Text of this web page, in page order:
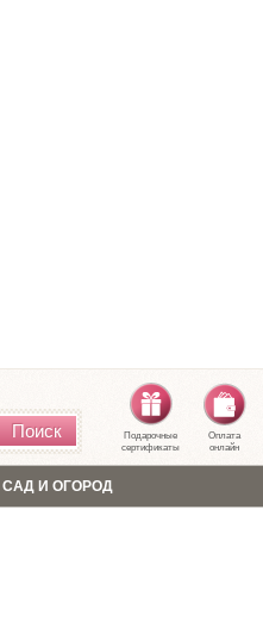
Поиск
Подарочные
сертификаты
Оплата
онлайн
САД И ОГОРОД